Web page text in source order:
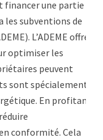
financer une partie
les subventions de
L’ADEME offre
optimiser les
peuvent
sont spécialement
En profitant
conformité. Cela